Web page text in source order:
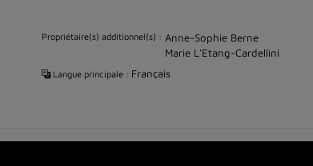
Propriétaire(s) additionnel(s) : Anne-Sophie Berne
Marie L'Etang-Cardellini
Langue principale : Français